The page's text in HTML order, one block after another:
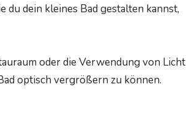
du dein kleines Bad gestalten kannst,
oder die Verwendung von Licht
optisch vergrößern zu können.